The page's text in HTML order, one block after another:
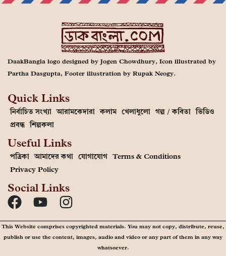
DaakBangla logo designed by Jogen Chowdhury, Icon illustrated by
Partha Dasgupta, Footer illustration by Rupak Neogy.
Quick Links
নির্বাচিত সংখ্যা আরামকেদারা কলাম খেলাধুলো গল্প / কবিতা ভিডিও
প্রবন্ধ শিল্পকলা
Useful Links
পত্রিকা আমাদের কথা যোগাযোগ Terms & Conditions
Privacy Policy
Social Links
This Website comprises copyrighted materials. You may not copy, distribute, reuse,
publish or use the content, images, audio and video or any part of them in any way
whatsoever.